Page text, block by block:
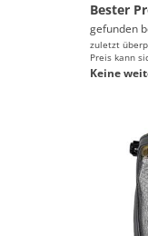
Bester
gefunden
zuletzt
Preis kann
Keine